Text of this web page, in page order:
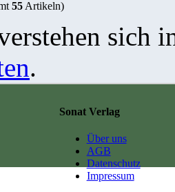
55 Artikeln)
sich
.
Sonat Verlag
Über uns
AGB
Datenschutz
Impressum